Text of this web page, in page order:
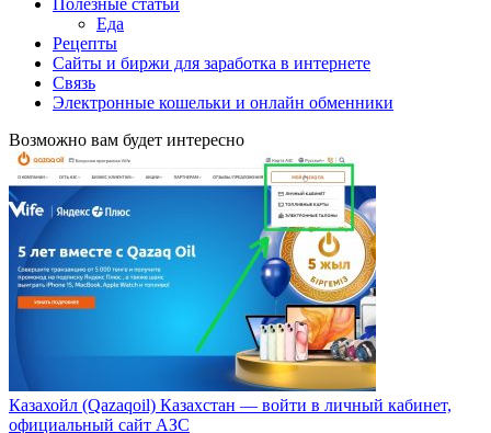
Полезные статьи
Еда
Рецепты
Сайты и биржи для заработка в интернете
Связь
Электронные кошельки и онлайн обменники
Возможно вам будет интересно
Казахойл (Qazaqoil) Казахстан — войти в личный кабинет,
официальный сайт АЗС